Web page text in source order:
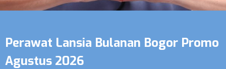
Perawat Lansia Bulanan Bogor Promo
Agustus 2026